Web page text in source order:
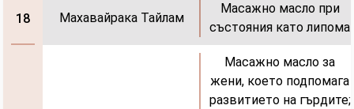
18 Махавайрака Тайлам
Масажно масло при
състояния като липома
Масажно масло за
жени, което подпомага
развитието на гърдите;